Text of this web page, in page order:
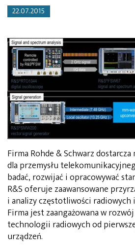
22.07.2015
Firma Rohde & Schwarz
dla przemysłu
badać, rozwijać i opracowywać
R&S oferuje zaawansowane
i analizy częstotliwości
Firma jest zaangażowana w
technologii radiowych od
urządzeń.